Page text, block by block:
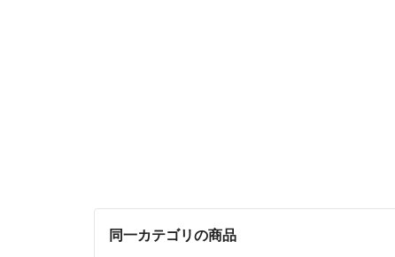
同一カテゴリの商品